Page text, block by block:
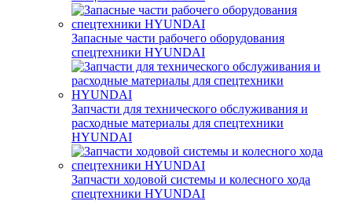
Запасные части рабочего оборудования
спецтехники HYUNDAI
Запчасти для технического обслуживания и
расходные материалы для спецтехники
HYUNDAI
Запчасти ходовой системы и колесного хода
спецтехники HYUNDAI